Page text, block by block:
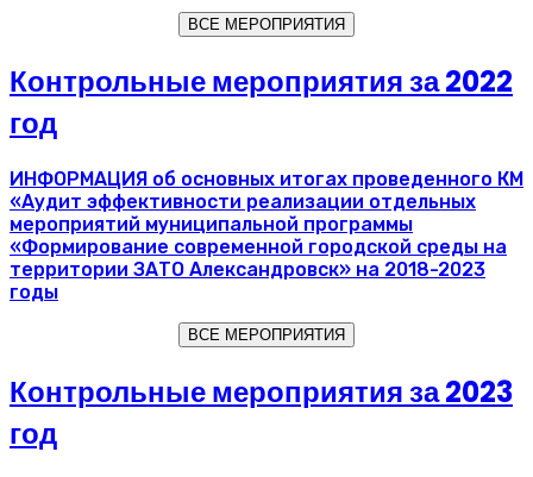
ВСЕ МЕРОПРИЯТИЯ
Контрольные мероприятия за 2022
год
ИНФОРМАЦИЯ об основных итогах проведенного КМ
«Аудит эффективности реализации отдельных
мероприятий муниципальной программы
«Формирование современной городской среды на
территории ЗАТО Александровск» на 2018-2023
годы
ВСЕ МЕРОПРИЯТИЯ
Контрольные мероприятия за 2023
год